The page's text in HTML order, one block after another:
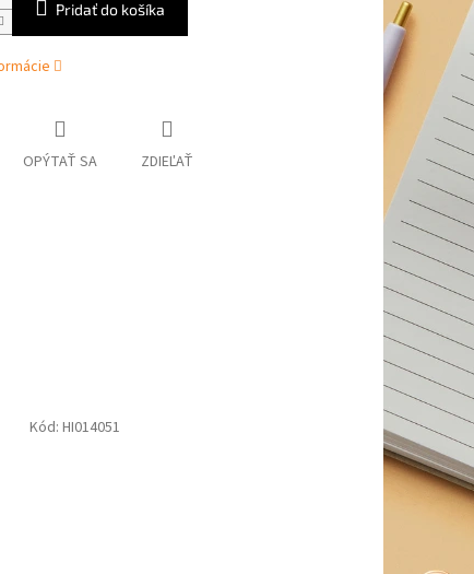
Pridať do košíka
OPÝTAŤ SA ZDIEĽAŤ
Kód:HI014051